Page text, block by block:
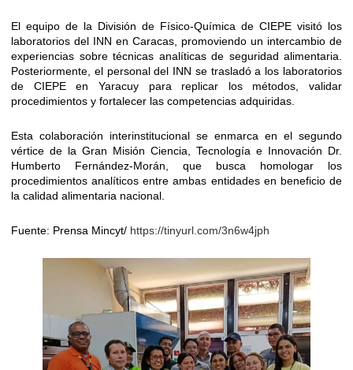
El equipo de la División de Físico-Química de CIEPE visitó los
laboratorios del INN en Caracas, promoviendo un intercambio de
experiencias sobre técnicas analíticas de seguridad alimentaria.
Posteriormente, el personal del INN se trasladó a los laboratorios
de CIEPE en Yaracuy para replicar los métodos, validar
procedimientos y fortalecer las competencias adquiridas.
Esta colaboración interinstitucional se enmarca en el segundo
vértice de la Gran Misión Ciencia, Tecnología e Innovación Dr.
Humberto Fernández-Morán, que busca homologar los
procedimientos analíticos entre ambas entidades en beneficio de
la calidad alimentaria nacional.
Fuente: Prensa Mincyt/ https://tinyurl.com/3n6w4jph